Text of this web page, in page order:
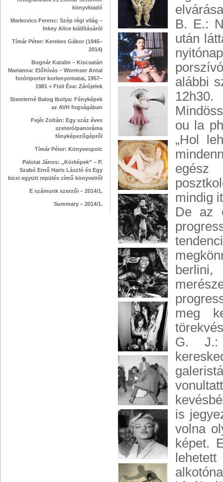
könyvkiadó
Markovics Ferenc: Szép régi világ –
Inkey Alice kiállításáról
Tímár Péter: Kerekes Gábor (1945–
2014)
Bognár Katalin – Kiscsatári
Marianna: Előhívás – Wormser Antal
fotóriporter korlenyomatai, 1957–
1981 + Fisli Éva: Zárójelek
Stemlerné Balog Ibolya: Fényképek
az AVH fogságában
Fejér Zoltán: Egy száz éves
szeteró/panoráma
fényképezőgépről
Tímár Péter: Könyvespolc
Palotai János: ,,Körképek” – P.
Szabó Ernő Haris László és Egy
kicsi együtt repülés című könyveiről
E számunk szerzői – 2014/1.
Summary – 2014/1.
B. E.:
után
alábbi
ou la
„Hol
egész
mindig
De az
berlini,
meg
G. J.:
is
volna
képet.